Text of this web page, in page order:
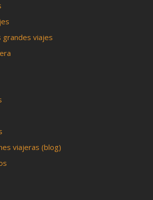
grandes viajes
viajeras (blog)